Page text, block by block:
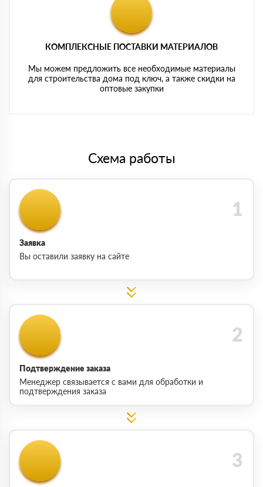
КОМПЛЕКСНЫЕ ПОСТАВКИ МАТЕРИАЛОВ
Мы можем предложить все необходимые материалы
для строительства дома под ключ, а также скидки на
оптовые закупки
Схема работы
Заявка
Вы оставили заявку на сайте
Подтверждение заказа
Менеджер связывается с вами для обработки и
подтверждения заказа